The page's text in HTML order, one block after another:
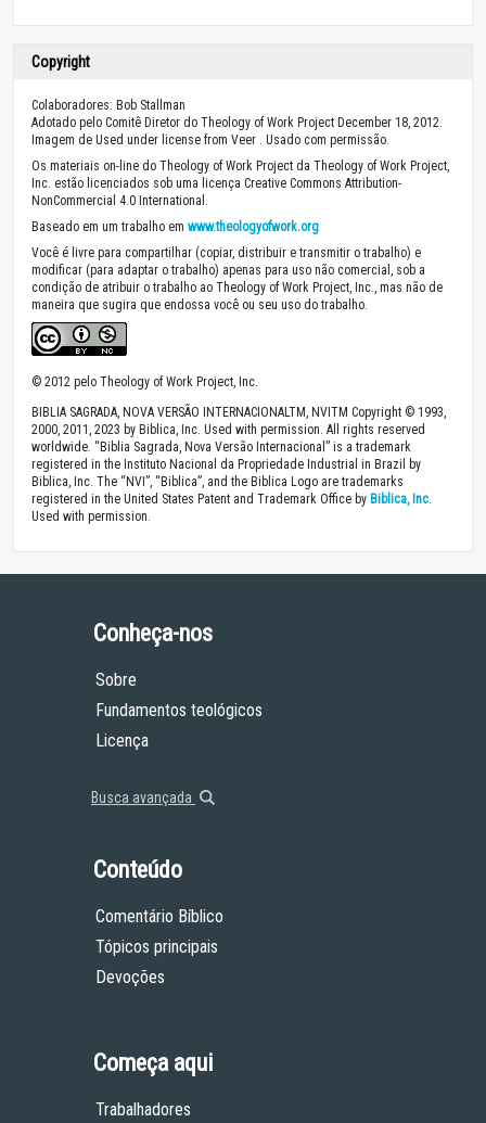
Copyright
Colaboradores: Bob Stallman
Adotado pelo Comitê Diretor do Theology of Work Project December 18, 2012.
Imagem de Used under license from Veer . Usado com permissão.
Os materiais on-line do Theology of Work Project da Theology of Work Project,
Inc. estão licenciados sob uma licença Creative Commons Attribution-
NonCommercial 4.0 International.
Baseado em um trabalho em www.theologyofwork.org
Você é livre para compartilhar (copiar, distribuir e transmitir o trabalho) e
modificar (para adaptar o trabalho) apenas para uso não comercial, sob a
condição de atribuir o trabalho ao Theology of Work Project, Inc., mas não de
maneira que sugira que endossa você ou seu uso do trabalho.
© 2012 pelo Theology of Work Project, Inc.
BIBLIA SAGRADA, NOVA VERSÃO INTERNACIONALTM, NVITM Copyright © 1993,
2000, 2011, 2023 by Biblica, Inc. Used with permission. All rights reserved
worldwide. “Biblia Sagrada, Nova Versão Internacional” is a trademark
registered in the Instituto Nacional da Propriedade Industrial in Brazil by
Biblica, Inc. The “NVI”, “Biblica”, and the Biblica Logo are trademarks
registered in the United States Patent and Trademark Office by Biblica, Inc
Used with permission.
Conheça-nos
Sobre
Fundamentos teológicos
Licença
Busca avançada
Conteúdo
Comentário Bíblico
Tópicos principais
Devoções
Começa aqui
Trabalhadores